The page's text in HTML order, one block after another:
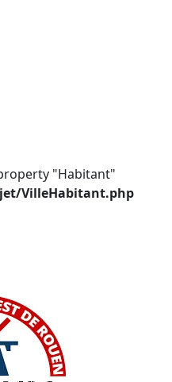
"Habitant"
VilleHabitant.php